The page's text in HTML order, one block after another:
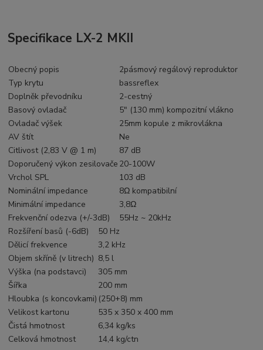
Specifikace LX-2 MKII
Obecný popis
2pásmový regálový reproduktor
Typ krytu
bassreflex
Doplněk převodníku
2-cestný
Basový ovladač
5" (130 mm) kompozitní vlákno
Ovladač výšek
25mm kopule z mikrovlákna
AV štít
Ne
Citlivost (2,83 V @ 1 m)
87 dB
Doporučený výkon zesilovače 20-100W
Vrchol SPL
103 dB
Nominální impedance
8Ω kompatibilní
Minimální impedance
3,8Ω
Frekvenční odezva (+/-3dB)
55Hz ~ 20kHz
Rozšíření basů (-6dB)
50 Hz
Dělicí frekvence
3,2 kHz
Objem skříně (v litrech) 8,5 l
Výška (na podstavci)
305 mm
Šířka
200 mm
Hloubka (s koncovkami) (250+8) mm
Velikost kartonu
535 x 350 x 400 mm
Čistá hmotnost
6,34 kg/ks
Celková hmotnost
14,4 kg/ctn